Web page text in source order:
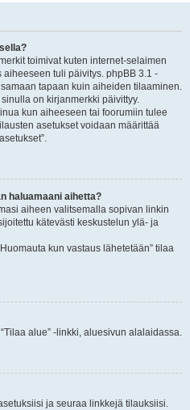
toimivat kuten internet-selaimen
tuli päivitys. phpBB 3.1 -
tapaan kuin aiheiden tilaaminen.
on kirjanmerkki päivittyy.
kun aiheeseen tai foorumiin tulee
asetukset voidaan määrittää
haluamaani aihetta?
aiheen valitsemalla sopivan linkin
kätevästi keskustelun ylä- ja
kun vastaus lähetetään” tilaa
alue” -linkki, aluesivun alalaidassa.
ja seuraa linkkejä tilauksiisi.